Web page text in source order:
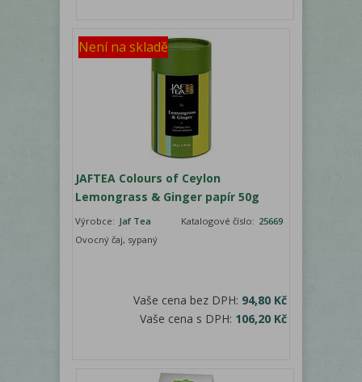
Není na skladě
JAFTEA Colours of Ceylon
Lemongrass & Ginger papír 50g
Výrobce: Jaf Tea Katalogové číslo: 25669
Ovocný čaj, sypaný
Vaše cena bez DPH: 94,80 Kč
Vaše cena s DPH: 106,20 Kč